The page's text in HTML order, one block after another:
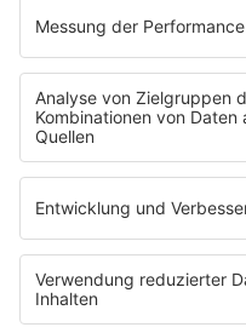
Gerichtsstand
Deutschland hat, ist
Die etwaige
Bestimmungen
Wirksamkeit ihrer
Anstelle der
vorhanden, die
dies für eine